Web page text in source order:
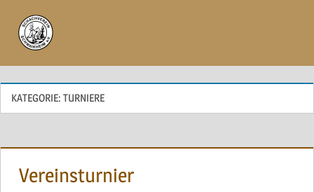
Inhalt
springen
KATEGORIE: TURNIERE
Vereinsturnier